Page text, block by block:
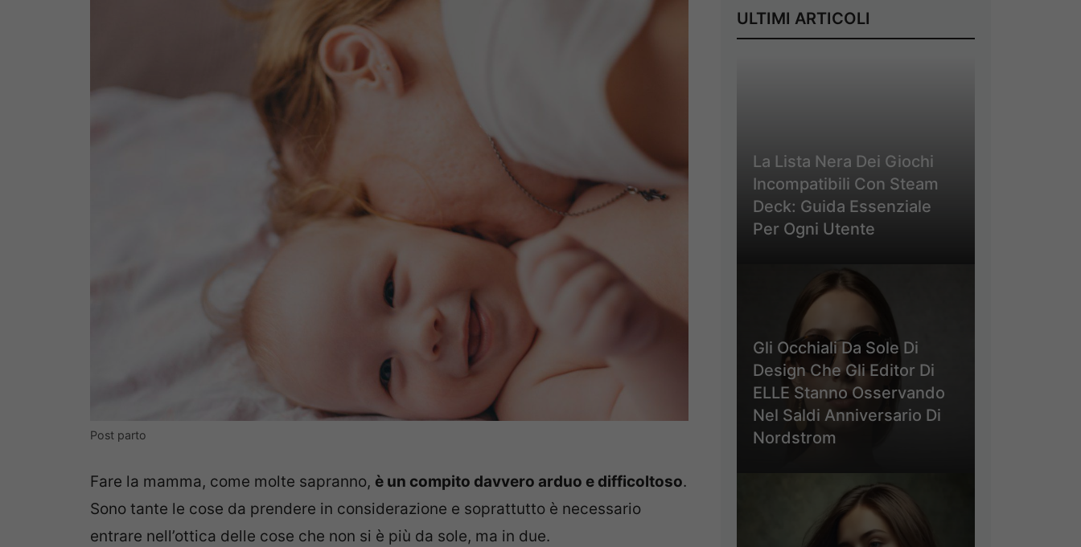
Post parto
Fare la mamma, come molte sapranno, è un compito davvero arduo e difficoltoso.
Sono tante le cose da prendere in considerazione e soprattutto è necessario
entrare nell’ottica delle cose che non si è più da sole, ma in due.
ULTIMI ARTICOLI
La Lista Nera Dei Giochi
Incompatibili Con Steam
Deck: Guida Essenziale
Per Ogni Utente
Gli Occhiali Da Sole Di
Design Che Gli Editor Di
ELLE Stanno Osservando
Nel Saldi Anniversario Di
Nordstrom